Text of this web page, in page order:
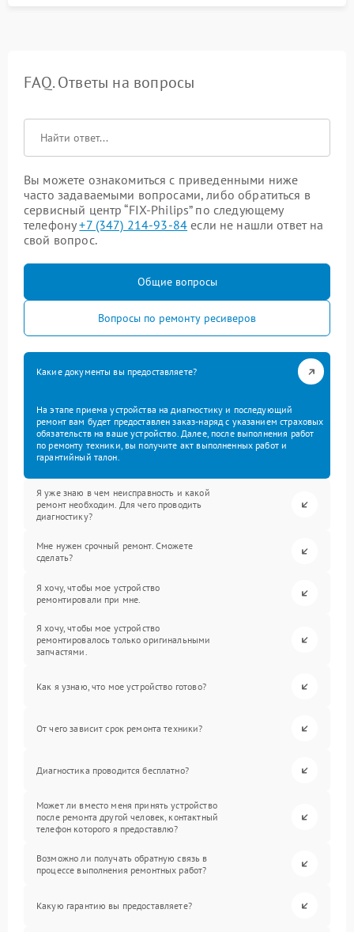
FAQ. Ответы на вопросы
Вы можете ознакомиться с приведенными ниже
часто задаваемыми вопросами, либо обратиться в
сервисный центр “FIX-Philips” по следующему
телефону+7 (347) 214-93-84 если не нашли ответ на
свой вопрос.
Общие вопросы
Вопросы по ремонту ресиверов
Какие документы вы предоставляете?
На этапе приема устройства на диагностику и последующий
ремонт вам будет предоставлен заказ-наряд с указанием страховых
обязательств на ваше устройство. Далее, после выполнения работ
по ремонту техники, вы получите акт выполненных работ и
гарантийный талон.
Я уже знаю в чем неисправность и какой
ремонт необходим. Для чего проводить
диагностику?
Мне нужен срочный ремонт. Сможете
сделать?
Я хочу, чтобы мое устройство
ремонтировали при мне.
Я хочу, чтобы мое устройство
ремонтировалось только оригинальными
запчастями.
Как я узнаю, что мое устройство готово?
От чего зависит срок ремонта техники?
Диагностика проводится бесплатно?
Может ли вместо меня принять устройство
после ремонта другой человек, контактный
телефон которого я предоставлю?
Возможно ли получать обратную связь в
процессе выполнения ремонтных работ?
Какую гарантию вы предоставляете?